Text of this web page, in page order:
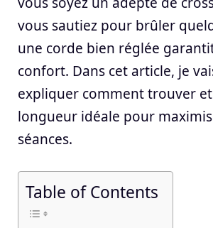
vous sautiez pour brûler
une corde bien réglée
confort. Dans cet article, je
expliquer comment trouver
longueur idéale pour
séances.
Table of Contents